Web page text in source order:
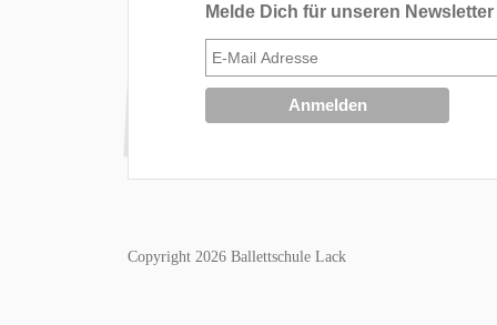
Melde Dich für unseren
Copyright 2026 Ballettschule Lack